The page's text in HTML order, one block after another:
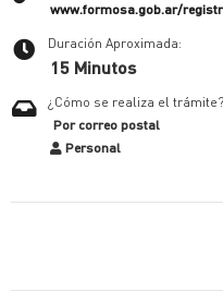
www.formosa.gob.ar/
Duración Aproximada:
15 Minutos
¿Cómo se realiza el
Por correo postal
Personal